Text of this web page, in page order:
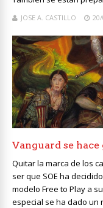
JOSE A. CASTILLO
Vanguard se
Quitar la marca de los
ser que SOE ha
modelo Free to Play a
especial se ha dado un